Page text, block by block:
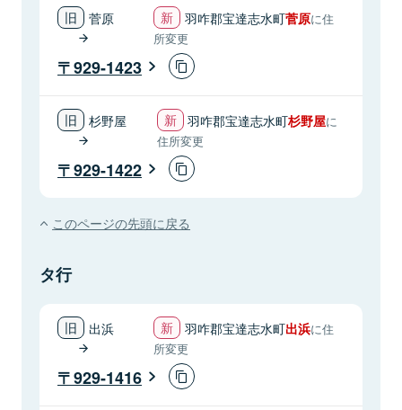
菅原 羽咋郡宝達志水町菅原に住
所変更
929-1423
杉野屋 羽咋郡宝達志水町杉野屋に
住所変更
929-1422
このページの先頭に戻る
タ行
出浜 羽咋郡宝達志水町出浜に住
所変更
929-1416